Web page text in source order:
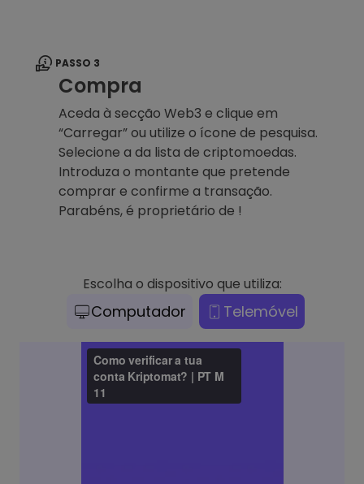
PASSO 3
Compra
Aceda à secção Web3 e clique em
“Carregar” ou utilize o ícone de pesquisa.
Selecione a da lista de criptomoedas.
Introduza o montante que pretende
comprar e confirme a transação.
Parabéns, é proprietário de !
Escolha o dispositivo que utiliza:
Computador Telemóvel